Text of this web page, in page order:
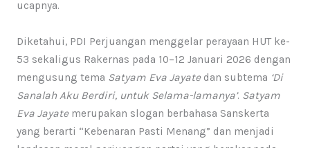
ucapnya.
Diketahui, PDI Perjuangan menggelar perayaan HUT ke-
53 sekaligus Rakernas pada 10–12 Januari 2026 dengan
mengusung tema Satyam Eva Jayatedan subtema ‘Di
Sanalah Aku Berdiri, untuk Selama-lamanya’. Satyam
Eva Jayatemerupakan slogan berbahasa Sanskerta
yang berarti “Kebenaran Pasti Menang” dan menjadi